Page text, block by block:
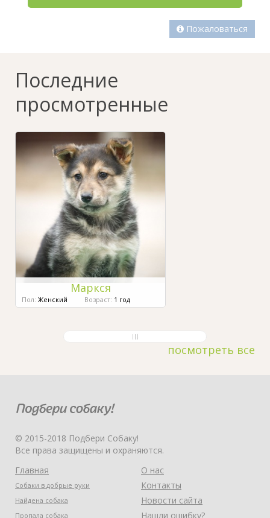
Пожаловаться
Последние
просмотренные
Маркся
Пол: Женский Возраст: 1 год
посмотреть все
© 2015-2018 Подбери Собаку!
Все права защищены и охраняются.
Главная
Собаки в добрые руки
Найдена собака
Пропала собака
О нас
Контакты
Новости сайта
Нашли ошибку?